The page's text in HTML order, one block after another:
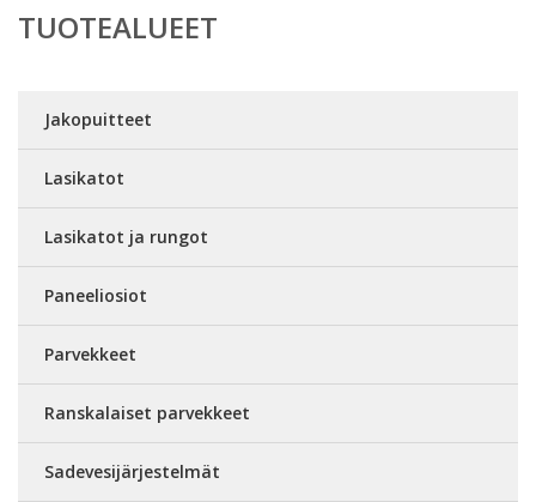
TUOTEALUEET
Jakopuitteet
Lasikatot
Lasikatot ja rungot
Paneeliosiot
Parvekkeet
Ranskalaiset parvekkeet
Sadevesijärjestelmät